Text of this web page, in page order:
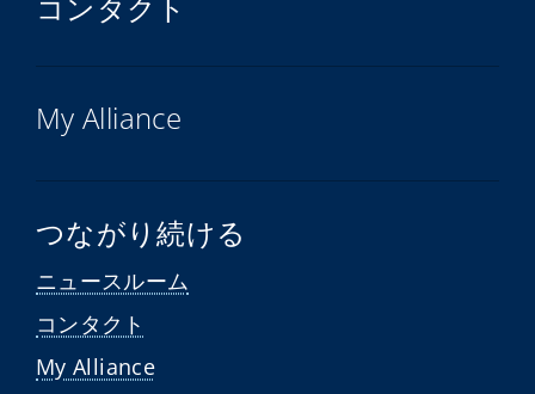
コンタクト
My Alliance
つながり続ける
ニュースルーム
コンタクト
My Alliance